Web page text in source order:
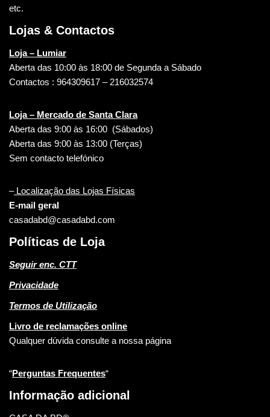
etc.
Lojas & Contactos
Loja – Lumiar
Aberta das 10:00 às 18:00 de Segunda a Sábado
Contactos : 964309617 – 216032574
Loja – Mercado de Santa Clara
Aberta das 9:00 às 16:00 (Sábados)
Aberta das 9:00 às 13:00 (Terças)
Sem contacto telefónico
–Localização das Lojas Físicas
E-mail geral
casadabd@casadabd.com
Políticas de Loja
Seguir enc. CTT
Privacidade
Termos de Utilização
Livro de reclamações online
Qualquer dúvida consulte a nossa página
“Perguntas Frequentes“
Informação adicional